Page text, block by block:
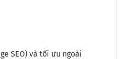
SEO) và tối ưu ngoài